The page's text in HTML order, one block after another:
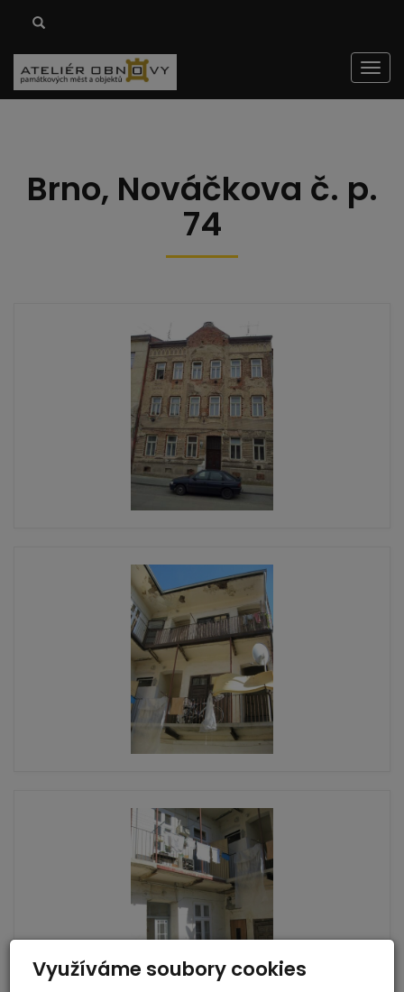
Brno, Nováčkova č. p.
74
Využíváme soubory cookies